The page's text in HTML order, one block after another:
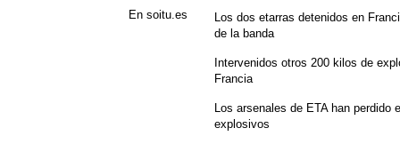
En soitu.es
Los dos etarras detenidos en
de la banda
Intervenidos otros 200 kilos de
Francia
Los arsenales de ETA han perdido
explosivos